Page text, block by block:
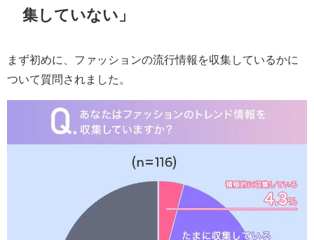
集していない」
まず初めに、ファッションの流行情報を収集しているかに
ついて質問されました。